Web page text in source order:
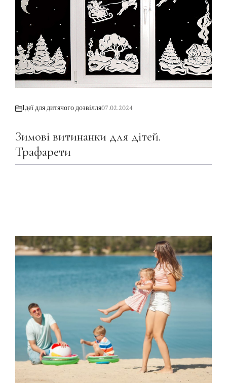
Ідеї для дитячого дозвілля07.02.2024
Зимові витинанки для дітей.
Трафарети